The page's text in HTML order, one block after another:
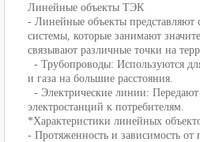
Линейные объекты ТЭК
- Линейные объекты представляют
системы, которые занимают
связывают различные точки на
- Трубопроводы: Используются
и газа на большие расстояния.
- Электрические линии: Передают
электростанций к потребителям.
*Характеристики линейных
- Протяженность и зависимость от